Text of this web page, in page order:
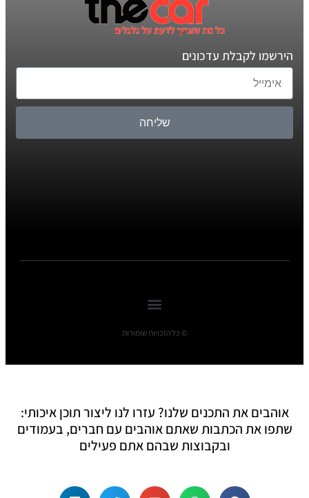
הירשמו לקבלת עדכונים
שליחה
© כל הזכויות שומורות
אוהבים את התכנים שלנו? עזרו לנו ליצור תוכן איכותי:
שתפו את הכתבות שאתם אוהבים עם חברים, בעמודים
ובקבוצות שבהם אתם פעילים